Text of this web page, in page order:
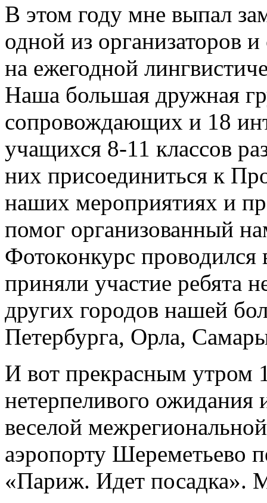
В этом году мне выпал
одной из организаторов
на ежегодной
Наша большая дружная
сопровождающих и 18
учащихся 8-11 классов
них присоединиться к
наших мероприятиях и
помог организованный
Фотоконкурс проводился
приняли участие ребята
других городов нашей
Петербурга, Орла,
И вот прекрасным утром
нетерпеливого ожидания
веселой
аэропорту Шереметьево
«Париж. Идет посадка».